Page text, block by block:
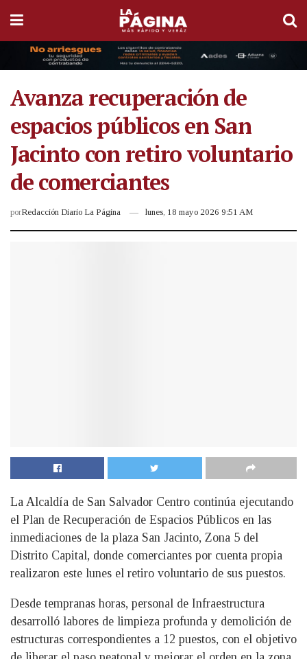
Avanza recuperación de
espacios públicos en San
Jacinto con retiro voluntario
de comerciantes
porRedacción Diario La Página lunes, 18 mayo 2026 9:51 AM
La Alcaldía de San Salvador Centro continúa ejecutando
el Plan de Recuperación de Espacios Públicos en las
inmediaciones de la plaza San Jacinto, Zona 5 del
Distrito Capital, donde comerciantes por cuenta propia
realizaron este lunes el retiro voluntario de sus puestos.
Desde tempranas horas, personal de Infraestructura
desarrolló labores de limpieza profunda y demolición de
estructuras correspondientes a 12 puestos, con el objetivo